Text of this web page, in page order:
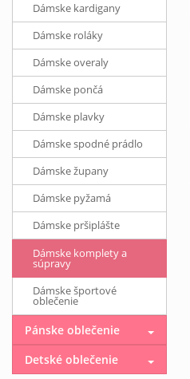
Dámske kardigany
Dámske roláky
Dámske overaly
Dámske pončá
Dámske plavky
Dámske spodné prádlo
Dámske župany
Dámske pyžamá
Dámske pršiplášte
Dámske komplety a
súpravy
Dámske športové
oblečenie
Pánske oblečenie
Detské oblečenie